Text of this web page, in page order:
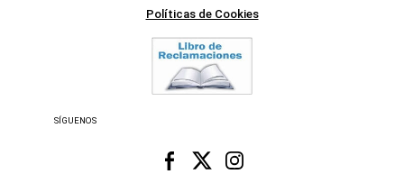
Políticas de Cookies
SÍGUENOS